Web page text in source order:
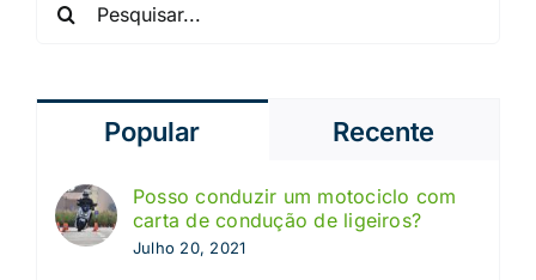
Popular Recente
Posso conduzir um motociclo com
carta de condução de ligeiros?
Julho 20, 2021